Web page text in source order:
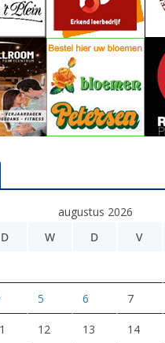
augustus 2026
D W D V
5 6 7
12 13 14